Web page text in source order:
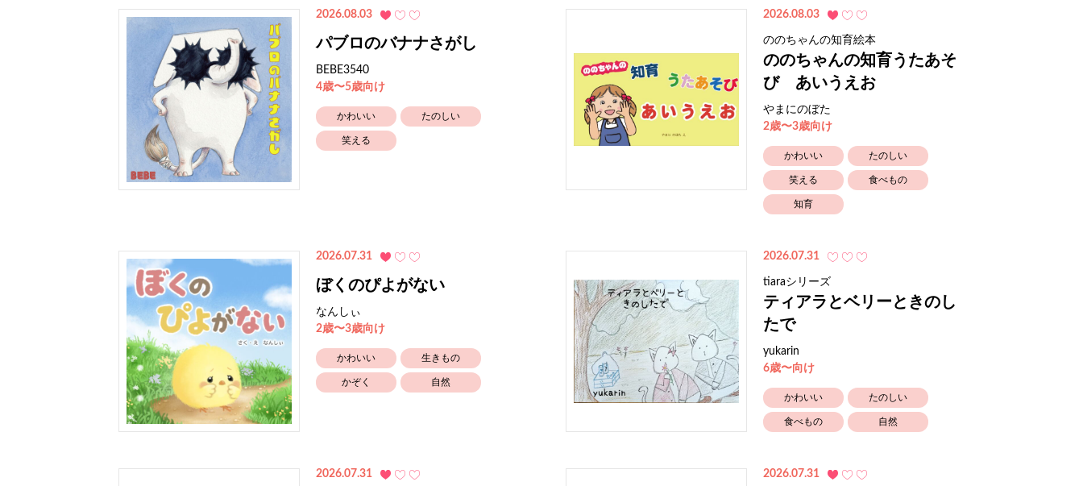
2026.08.03
パブロのバナナさがし
BEBE3540
4歳〜5歳向け
かわいい たのしい
笑える
2026.08.03
ののちゃんの知育絵本
ののちゃんの知育うたあそ
び あいうえお
やまにのぼた
2歳〜3歳向け
かわいい たのしい
笑える 食べもの
知育
2026.07.31
ぼくのぴよがない
なんしぃ
2歳〜3歳向け
かわいい 生きもの
かぞく 自然
2026.07.31
tiaraシリーズ
ティアラとベリーときのし
たで
yukarin
6歳〜向け
かわいい たのしい
食べもの 自然
2026.07.31 2026.07.31